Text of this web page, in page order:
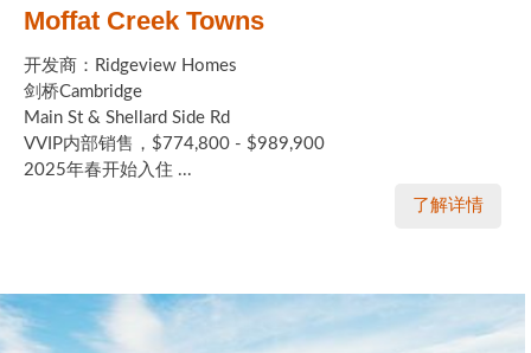
Moffat Creek Towns
开发商：Ridgeview Homes
剑桥Cambridge
Main St & Shellard Side Rd
VVIP内部销售，$774,800 - $989,900
2025年春开始入住 ...
了解详情